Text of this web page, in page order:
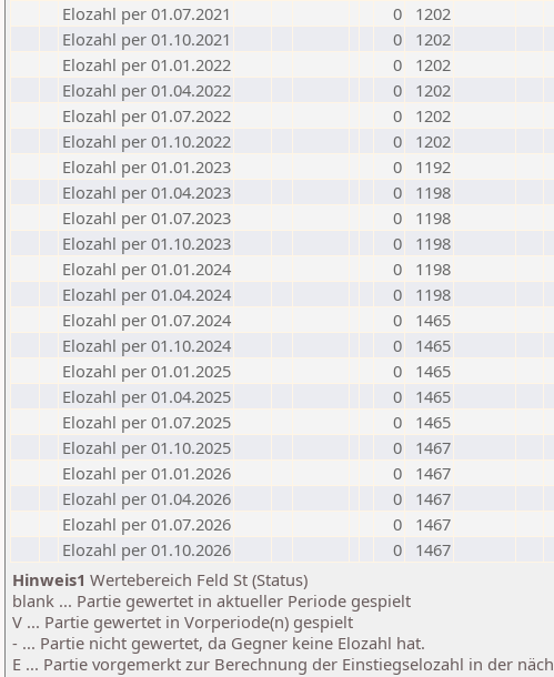
Elozahl per 01.07.2021
0
1202
Elozahl per 01.10.2021
0
1202
Elozahl per 01.01.2022
0
1202
Elozahl per 01.04.2022
0
1202
Elozahl per 01.07.2022
0
1202
Elozahl per 01.10.2022
0
1202
Elozahl per 01.01.2023
0
1192
Elozahl per 01.04.2023
0
1198
Elozahl per 01.07.2023
0
1198
Elozahl per 01.10.2023
0
1198
Elozahl per 01.01.2024
0
1198
Elozahl per 01.04.2024
0
1198
Elozahl per 01.07.2024
0
1465
Elozahl per 01.10.2024
0
1465
Elozahl per 01.01.2025
0
1465
Elozahl per 01.04.2025
0
1465
Elozahl per 01.07.2025
0
1465
Elozahl per 01.10.2025
0
1467
Elozahl per 01.01.2026
0
1467
Elozahl per 01.04.2026
0
1467
Elozahl per 01.07.2026
0
1467
Elozahl per 01.10.2026
0
1467
Hinweis1 Wertebereich Feld St (Status)
blank ... Partie gewertet in aktueller Periode gespielt
V ... Partie gewertet in Vorperiode(n) gespielt
- ... Partie nicht gewertet, da Gegner keine Elozahl hat.
E ... Partie vorgemerkt zur Berechnung der Einstiegselozahl in der